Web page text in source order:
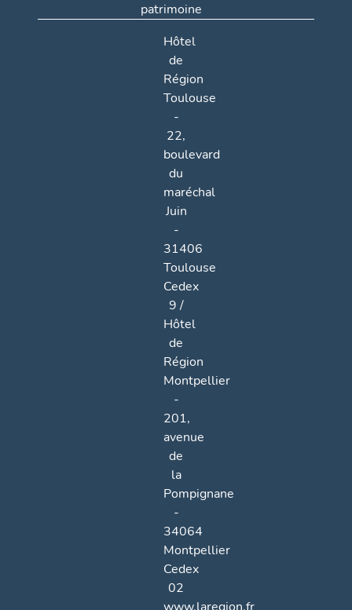
patrimoine
Hôtel
de
Région
Toulouse
-
22,
boulevard
du
maréchal
Juin
-
31406
Toulouse
Cedex
9 /
Hôtel
de
Région
Montpellier
-
201,
avenue
de
la
Pompignane
-
34064
Montpellier
Cedex
02